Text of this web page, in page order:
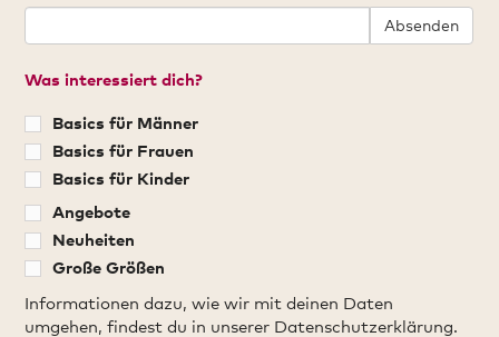
Absenden
Was interessiert dich?
Basics für Männer
Basics für Frauen
Basics für Kinder
Angebote
Neuheiten
Große Größen
Informationen dazu, wie wir mit deinen Daten
umgehen, findest du in unserer Datenschutzerklärung.